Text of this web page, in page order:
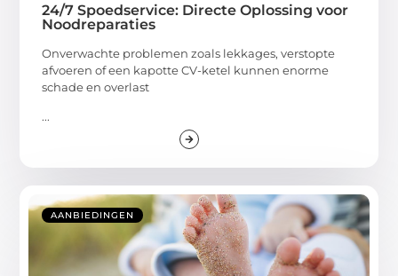
24/7 Spoedservice: Directe Oplossing voor
Noodreparaties
Onverwachte problemen zoals lekkages, verstopte
afvoeren of een kapotte CV-ketel kunnen enorme
schade en overlast
...
AANBIEDINGEN